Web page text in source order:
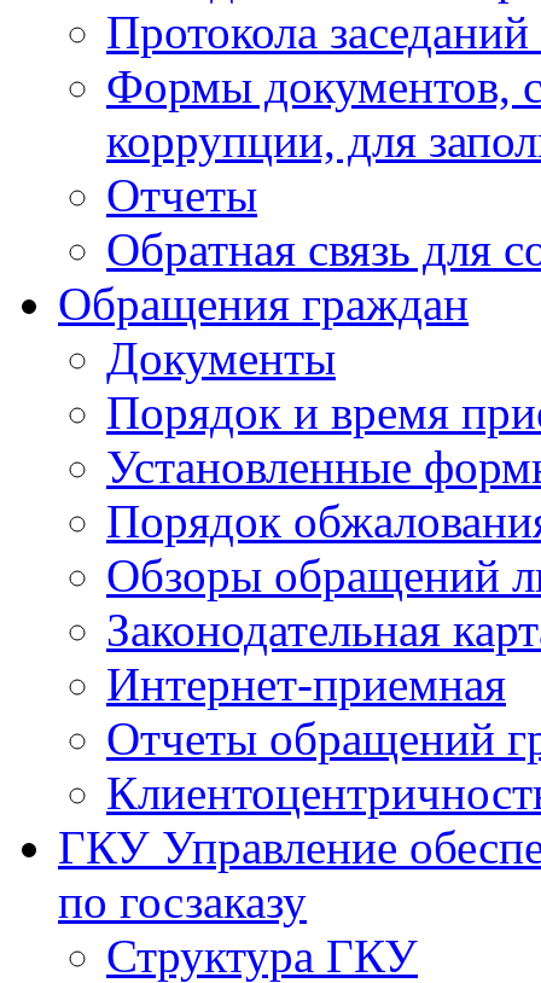
Протокола
Формы документов,
коррупции, для
Отчеты
Обратная связь для
Обращения граждан
Документы
Порядок и время
Установленные
Порядок
Обзоры обращений
Законодательная
Интернет-приемная
Отчеты обращений
ГКУ Управление
по госзаказу
Структура ГКУ